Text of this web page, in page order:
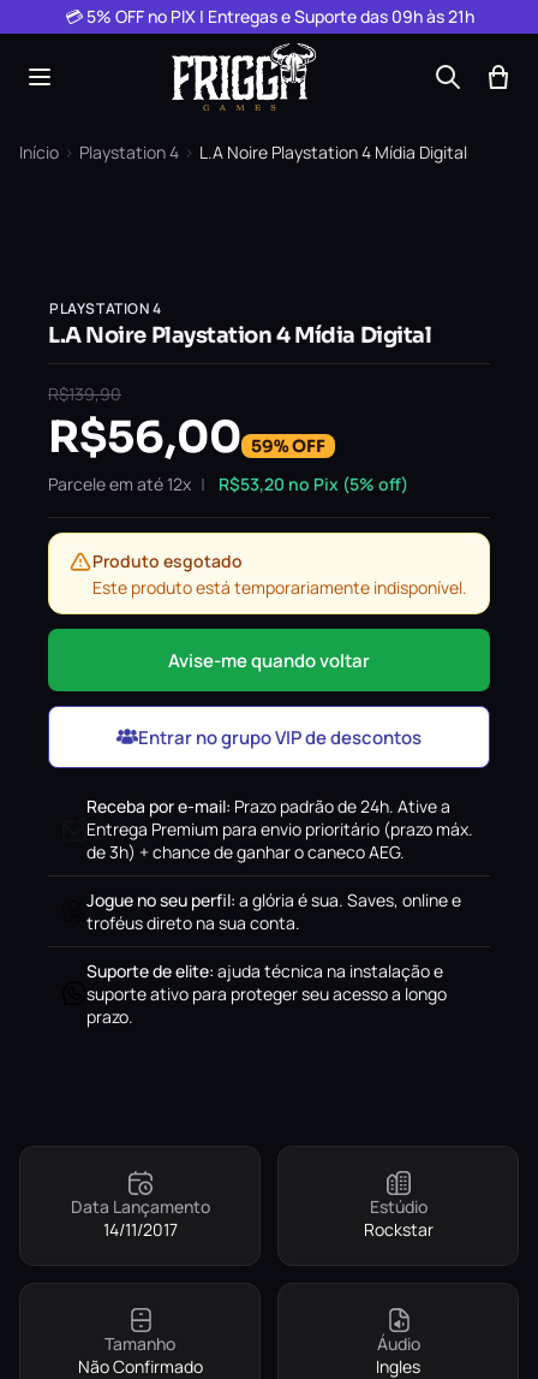
Pular para o conteúdo
💳 5% OFF no PIX | Entregas e Suporte das 09h às 21h
Início › Playstation 4 › L.A Noire Playstation 4 Mídia Digital
PLAYSTATION 4
L.A Noire Playstation 4 Mídia Digital
R$139,90
R$56,00 59% OFF
Parcele em até 12x R$53,20 no Pix (5% off)
Produto esgotado
Este produto está temporariamente indisponível.
Avise-me quando voltar
Entrar no grupo VIP de descontos
Receba por e-mail: Prazo padrão de 24h. Ative a
Entrega Premium para envio prioritário (prazo máx.
de 3h) + chance de ganhar o caneco AEG.
Jogue no seu perfil: a glória é sua. Saves, online e
troféus direto na sua conta.
Suporte de elite: ajuda técnica na instalação e
suporte ativo para proteger seu acesso a longo
prazo.
Data Lançamento
14/11/2017
Estúdio
Rockstar
Tamanho
Não Confirmado
Áudio
Ingles